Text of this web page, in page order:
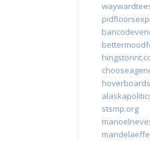
stsmp.org